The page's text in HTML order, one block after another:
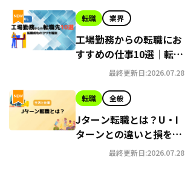
転職 業界
工場勤務からの転職にお
すすめの仕事10選｜転職
成功のコツも解説
最終更新日:2026.07.28
転職 全般
Jターン転職とは？U・I
ターンとの違いと損をし
ないためのコツ
最終更新日:2026.07.28